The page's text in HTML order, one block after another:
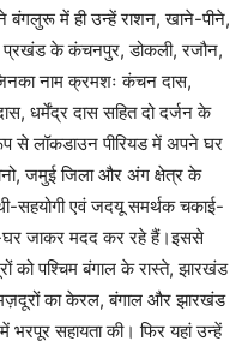
बंगलुरू में ही उन्हें राशन, खाने-पीने,
प्रखंड के कंचनपुर, डोकली, रजौन,
नाम क्रमशः कंचन दास,
धर्मेंद्र दास सहित दो दर्जन के
से लॉकडाउन पीरियड में अपने घर
जमुई जिला और अंग क्षेत्र के
सहयोगी एवं जदयू समर्थक चकाई-
घर जाकर मदद कर रहे हैं।इससे
पश्चिम बंगाल के रास्ते, झारखंड
का केरल, बंगाल और झारखंड
सहायता की। फिर यहां उन्हें